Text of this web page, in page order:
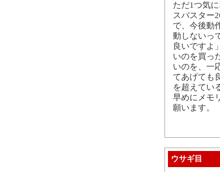
ただ1つ気
スバスター
で、今後動
動しないっ
良いですよ
いのを買っ
いのを、一
てあげても
を超えてい
早めにメモ
願います。
ウサギ目